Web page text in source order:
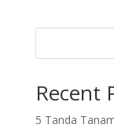
Recent
5 Tanda